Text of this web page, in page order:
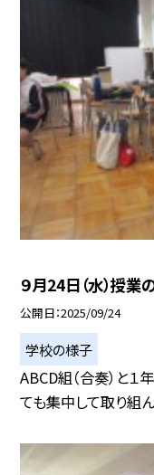
９月24日（水）授
公開日 2025/09/24
学校の様子
ABCD組（合奏）と１
ても集中して取り組